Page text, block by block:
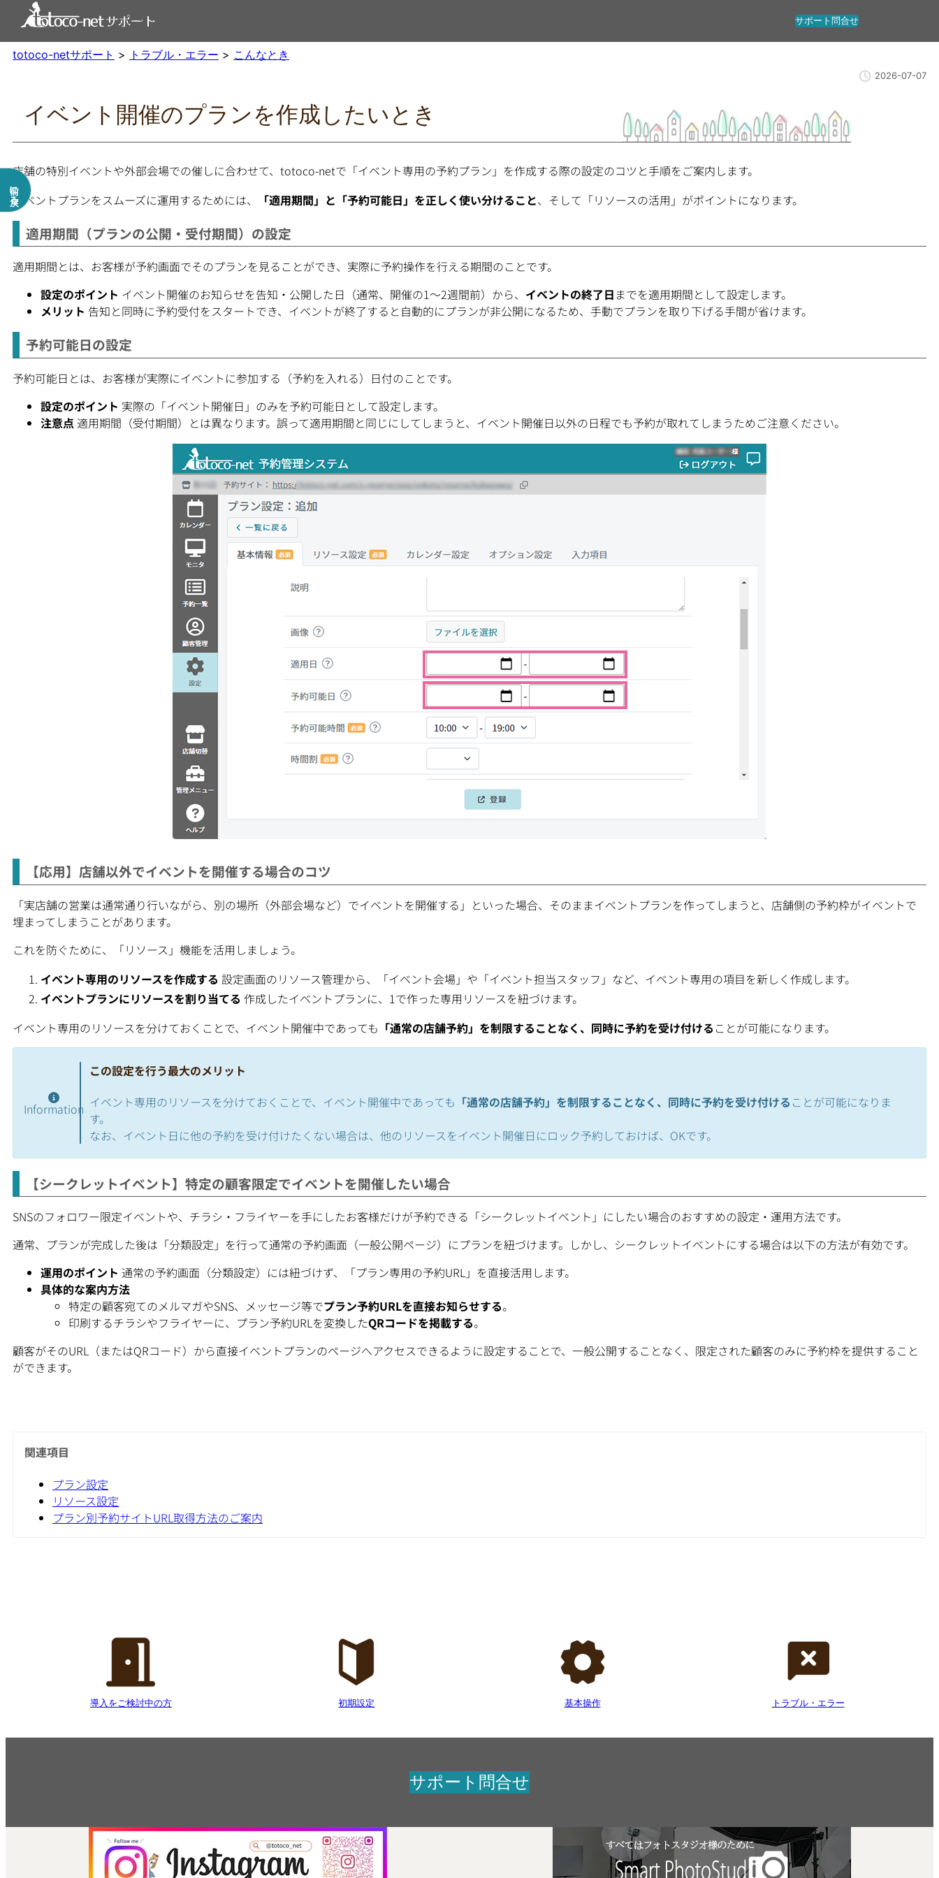
を
ス
サポート問合せ
totoco-netサポート > トラブル・エラー > こんなとき
2026-07-07
イベント開催のプランを作成したいとき
店舗の特別イベントや外部会場での催しに合わせて、totoco-netで「イベント専用の予約プラン」を作成する際の設定のコツと手順をご案内します。
イベントプランをスムーズに運用するためには、
「適用期間」と「予約可能日」を正しく使い分けること、そして「リソースの活用」がポイントになります。
適用期間（プランの公開・受付期間）の設定
適用期間とは、お客様が予約画面でそのプランを見ることができ、実際に予約操作を行える期間のことです。
設定のポイント イベント開催のお知らせを告知・公開した日（通常、開催の1〜2週間前）から、 イベントの終了日 までを適用期間として設定します。
メリット 告知と同時に予約受付をスタートでき、イベントが終了すると自動的にプランが非公開になるため、手動でプランを取り下げる手間が省けます。
予約可能日の設定
予約可能日とは、お客様が実際にイベントに参加する（予約を入れる）日付のことです。
設定のポイント 実際の「イベント開催日」のみを予約可能日として設定します。
注意点 適用期間（受付期間）とは異なります。誤って適用期間と同じにしてしまうと、イベント開催日以外の日程でも予約が取れてしまうためご注意ください。
【応用】店舗以外でイベントを開催する場合のコツ
「実店舗の営業は通常通り行いながら、別の場所（外部会場など）でイベントを開催する」といった場合、そのままイベントプランを作ってしまうと、店舗側の予約枠がイベントで
埋まってしまうことがあります。
これを防ぐために、「リソース」機能を活用しましょう。
イベント専用のリソースを作成する 設定画面のリソース管理から、「イベント会場」や「イベント担当スタッフ」など、イベント専用の項目を新しく作成します。
イベントプランにリソースを割り当てる 作成したイベントプランに、1で作った専用リソースを紐づけます。
イベント専用のリソースを分けておくことで、イベント開催中であっても 「通常の店舗予約」を制限することなく、同時に予約を受け付ける ことが可能になります。
Information
この設定を行う最大のメリット
イベント専用のリソースを分けておくことで、イベント開催中であっても 「通常の店舗予約」を制限することなく、同時に予約を受け付ける ことが可能になりま
す。
なお、イベント日に他の予約を受け付けたくない場合は、他のリソースをイベント開催日にロック予約しておけば、OKです。
【シークレットイベント】特定の顧客限定でイベントを開催したい場合
SNSのフォロワー限定イベントや、チラシ・フライヤーを手にしたお客様だけが予約できる「シークレットイベント」にしたい場合のおすすめの設定・運用方法です。
通常、プランが完成した後は「分類設定」を行って通常の予約画面（一般公開ページ）にプランを紐づけます。しかし、シークレットイベントにする場合は以下の方法が有効です。
運用のポイント 通常の予約画面（分類設定）には紐づけず、「プラン専用の予約URL」を直接活用します。
具体的な案内方法
特定の顧客宛てのメルマガやSNS、メッセージ等でプラン予約URLを直接お知らせする。
印刷するチラシやフライヤーに、プラン予約URLを変換したQRコードを掲載する。
顧客がそのURL（またはQRコード）から直接イベントプランのページへアクセスできるように設定することで、一般公開することなく、限定された顧客のみに予約枠を提供すること
ができます。
関連項目
プラン設定
リソース設定
プラン別予約サイトURL取得方法のご案内
前に戻る
導入をご検討中の方 初期設定 基本操作 トラブル・エラー
サポート問合せ